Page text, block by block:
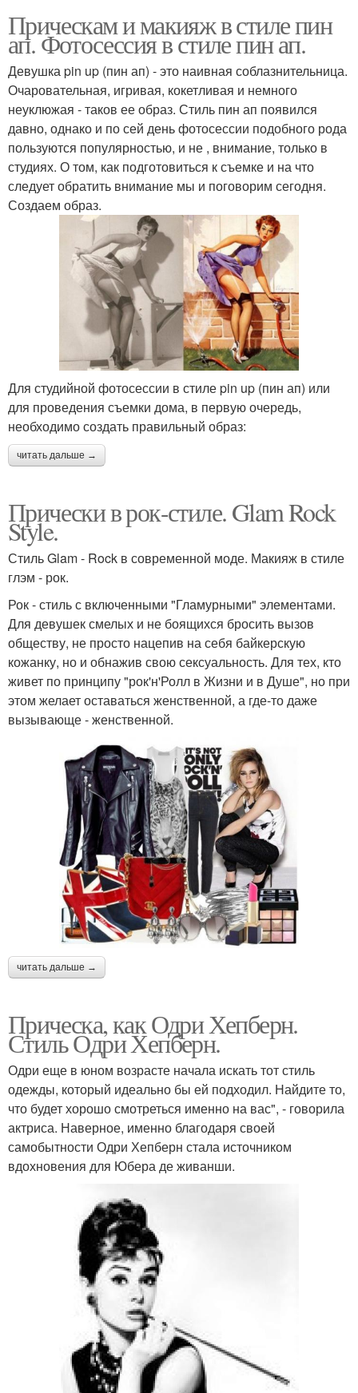
Прическам и макияж в стиле пин
ап. Фотосессия в стиле пин ап.
Девушка pin up (пин ап) - это наивная соблазнительница.
Очаровательная, игривая, кокетливая и немного
неуклюжая - таков ее образ. Стиль пин ап появился
давно, однако и по сей день фотосессии подобного рода
пользуются популярностью, и не , внимание, только в
студиях. О том, как подготовиться к съемке и на что
следует обратить внимание мы и поговорим сегодня.
Создаем образ.
Для студийной фотосессии в стиле pin up (пин ап) или
для проведения съемки дома, в первую очередь,
необходимо создать правильный образ:
читать дальше →
Прически в рок-стиле. Glam Rock
Style.
Стиль Glam - Rock в современной моде. Макияж в стиле
глэм - рок.
Рок - стиль с включенными "Гламурными" элементами.
Для девушек смелых и не боящихся бросить вызов
обществу, не просто нацепив на себя байкерскую
кожанку, но и обнажив свою сексуальность. Для тех, кто
живет по принципу "рок'н'Ролл в Жизни и в Душе", но при
этом желает оставаться женственной, а где-то даже
вызывающе - женственной.
читать дальше →
Прическа, как Одри Хепберн.
Стиль Одри Хепберн.
Одри еще в юном возрасте начала искать тот стиль
одежды, который идеально бы ей подходил. Найдите то,
что будет хорошо смотреться именно на вас", - говорила
актриса. Наверное, именно благодаря своей
самобытности Одри Хепберн стала источником
вдохновения для Юбера де живанши.